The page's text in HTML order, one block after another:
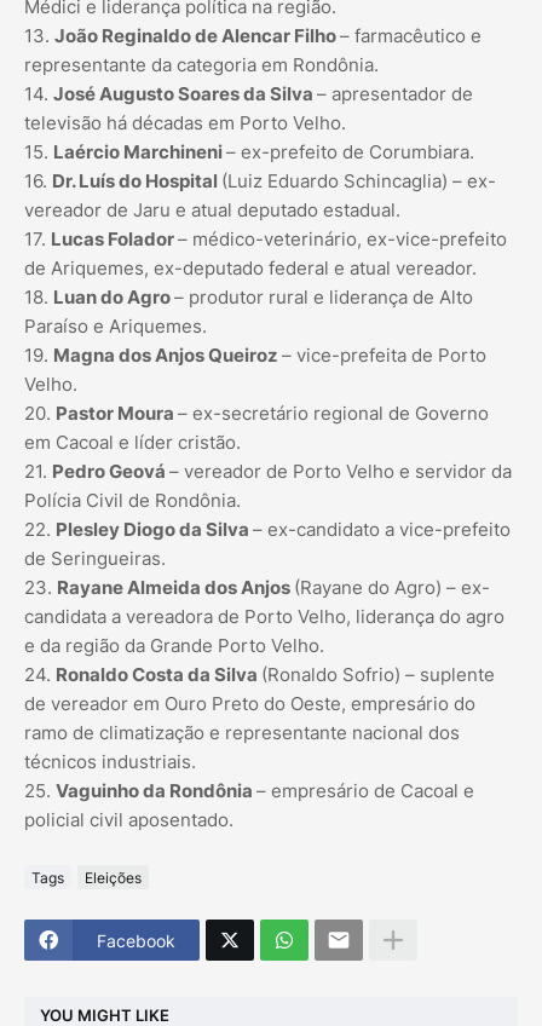
Médici e liderança política na região.
13. João Reginaldo de Alencar Filho– farmacêutico e
representante da categoria em Rondônia.
14. José Augusto Soares da Silva – apresentador de
televisão há décadas em Porto Velho.
15. Laércio Marchineni– ex-prefeito de Corumbiara.
16. Dr. Luís do Hospital (Luiz Eduardo Schincaglia) – ex-
vereador de Jaru e atual deputado estadual.
17. Lucas Folador– médico-veterinário, ex-vice-prefeito
de Ariquemes, ex-deputado federal e atual vereador.
18. Luan do Agro– produtor rural e liderança de Alto
Paraíso e Ariquemes.
19. Magna dos Anjos Queiroz – vice-prefeita de Porto
Velho.
20. Pastor Moura – ex-secretário regional de Governo
em Cacoal e líder cristão.
21. Pedro Geová – vereador de Porto Velho e servidor da
Polícia Civil de Rondônia.
22. Plesley Diogo da Silva – ex-candidato a vice-prefeito
de Seringueiras.
23. Rayane Almeida dos Anjos (Rayane do Agro) – ex-
candidata a vereadora de Porto Velho, liderança do agro
e da região da Grande Porto Velho.
24. Ronaldo Costa da Silva (Ronaldo Sofrio) – suplente
de vereador em Ouro Preto do Oeste, empresário do
ramo de climatização e representante nacional dos
técnicos industriais.
25. Vaguinho da Rondônia – empresário de Cacoal e
policial civil aposentado.
Tags Eleições
Facebook
YOU MIGHT LIKE